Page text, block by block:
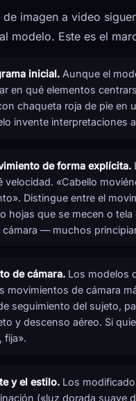
imagen a video
modelo. Este es el
inicial. Aunque el
en qué elementos
chaqueta roja de pie en
invente interpretaciones
de forma explícita.
velocidad. «Cabello
Distingue entre el
hojas que se mecen o
cámara — muchos
de cámara. Los modelos
movimientos de cámara
seguimiento del sujeto,
y descenso aéreo. Si
fija».
y el estilo. Los
(«luz dorada suave